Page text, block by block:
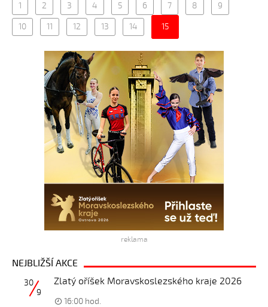
1 2 3 4 5 6 7 8 9
10 11 12 13 14 15
reklama
NEJBLIŽŠÍ AKCE
Zlatý oříšek Moravskoslezského kraje 2026
30
9
16:00 hod.